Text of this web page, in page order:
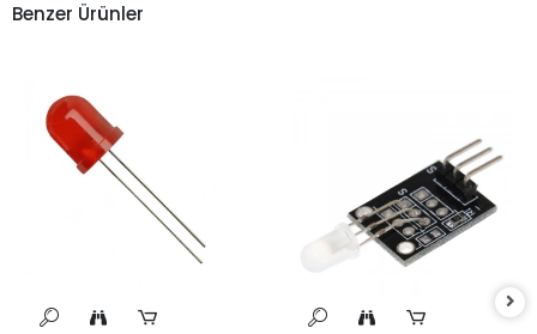
Benzer Ürünler